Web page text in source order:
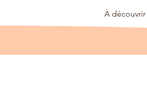
À découvrir